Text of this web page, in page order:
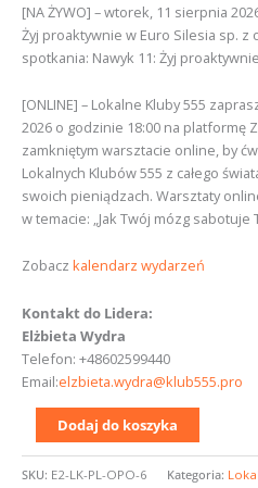
[NA ŻYWO] – wtorek, 11 sierpnia
Żyj proaktywnie w Euro Silesia sp. z
spotkania: Nawyk 11: Żyj proaktywnie
[ONLINE] – Lokalne Kluby 555
2026 o godzinie 18:00 na platformę
zamkniętym warsztacie online, by
Lokalnych Klubów 555 z całego
swoich pieniądzach. Warsztaty
w temacie: „Jak Twój mózg sabotuje
Zobacz kalendarz wydarzeń
Kontakt do Lidera:
Elżbieta Wydra
Telefon: +48602599440
Email:elzbieta.wydra@klub555.pro
Dodaj do koszyka
SKU: E2-LK-PL-OPO-6 Kategoria: